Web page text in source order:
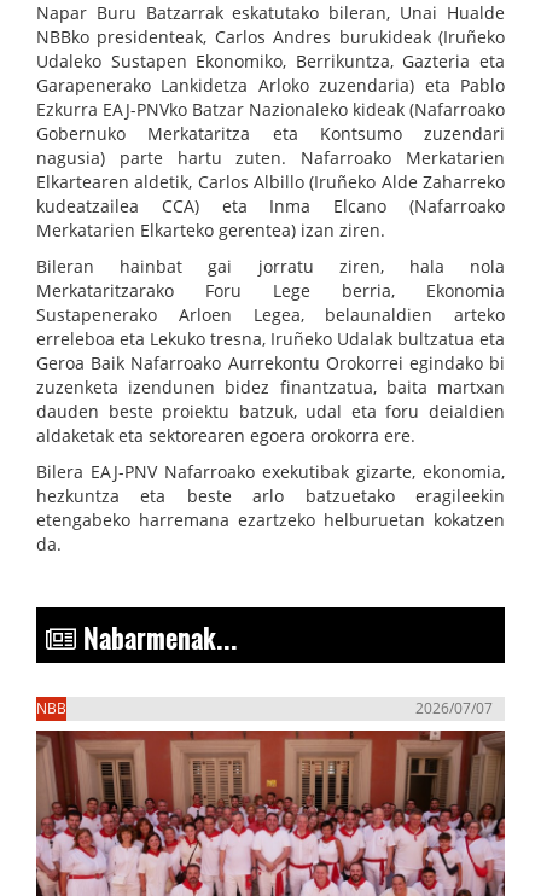
Napar Buru Batzarrak eskatutako bileran, Unai Hualde
NBBko presidenteak, Carlos Andres burukideak (Iruñeko
Udaleko Sustapen Ekonomiko, Berrikuntza, Gazteria eta
Garapenerako Lankidetza Arloko zuzendaria) eta Pablo
Ezkurra EAJ-PNVko Batzar Nazionaleko kideak (Nafarroako
Gobernuko Merkataritza eta Kontsumo zuzendari
nagusia) parte hartu zuten. Nafarroako Merkatarien
Elkartearen aldetik, Carlos Albillo (Iruñeko Alde Zaharreko
kudeatzailea CCA) eta Inma Elcano (Nafarroako
Merkatarien Elkarteko gerentea) izan ziren.
Bileran hainbat gai jorratu ziren, hala nola
Merkataritzarako Foru Lege berria, Ekonomia
Sustapenerako Arloen Legea, belaunaldien arteko
erreleboa eta Lekuko tresna, Iruñeko Udalak bultzatua eta
Geroa Baik Nafarroako Aurrekontu Orokorrei egindako bi
zuzenketa izendunen bidez finantzatua, baita martxan
dauden beste proiektu batzuk, udal eta foru deialdien
aldaketak eta sektorearen egoera orokorra ere.
Bilera EAJ-PNV Nafarroako exekutibak gizarte, ekonomia,
hezkuntza eta beste arlo batzuetako eragileekin
etengabeko harremana ezartzeko helburuetan kokatzen
da.
Nabarmenak...
NBB 2026/07/07